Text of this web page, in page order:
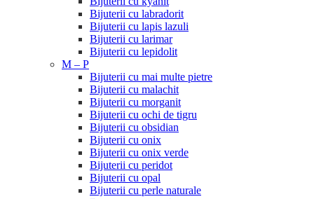
Bijuterii cu labradorit
Bijuterii cu lapis lazuli
Bijuterii cu larimar
Bijuterii cu lepidolit
M – P
Bijuterii cu mai multe pietre
Bijuterii cu malachit
Bijuterii cu morganit
Bijuterii cu ochi de tigru
Bijuterii cu obsidian
Bijuterii cu onix
Bijuterii cu onix verde
Bijuterii cu peridot
Bijuterii cu opal
Bijuterii cu perle naturale